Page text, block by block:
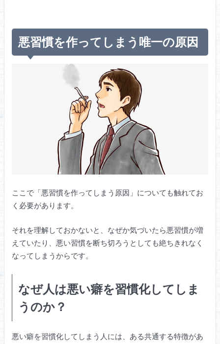
悪習慣を作ってしまう唯一の原因
ここで「悪習慣を作ってしまう原因」についても触れてお
く必要があります。
それを理解しておかないと、なぜか気づいたら悪習慣が増
えていたり、悪い習慣を断ち切ろうとしても絶ちきれなく
なってしまうからです。
なぜ人は悪い癖を習慣化してしま
うのか？
悪い癖を習慣化してしまう人には、ある共通する特徴があ